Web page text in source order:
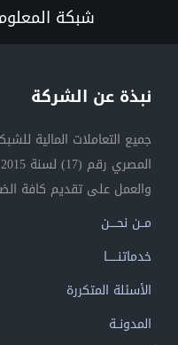
شبكة
نبذة عن الشركة
جميع التعاملات المالية
والعمل على تقديم كافة
مــن نحــــن
خدماتنــــــا
الأسئلة المتكررة
المدونــة